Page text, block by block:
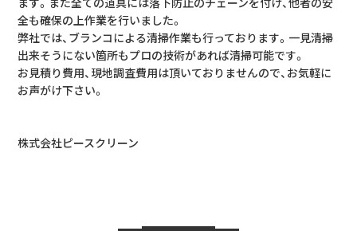
全も確保の上作業を行いました。
弊社では、ブランコによる清掃作業も行っております。一見清掃
出来そうにない箇所もプロの技術があれば清掃可能です。
お見積り費用、現地調査費用は頂いておりませんので、お気軽に
お声がけ下さい。
株式会社ピースクリーン